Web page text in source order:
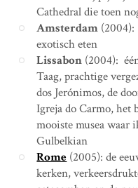
Cathedral die toen
Amsterdam
exotisch eten
Lissabon (2004):
Taag, prachtige
dos Jerónimos, de
Igreja do Carmo, het
mooiste musea waar
Gulbelkian
Rome (2005): de
kerken,